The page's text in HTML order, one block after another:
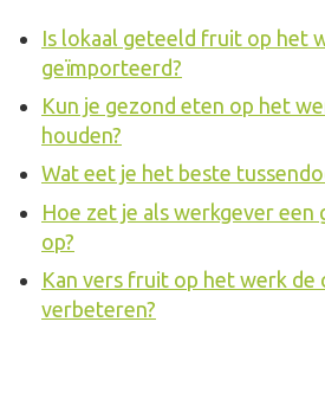
Is lokaal geteeld fruit op het
geïmporteerd?
Kun je gezond eten op het
houden?
Wat eet je het beste
Hoe zet je als werkgever
op?
Kan vers fruit op het werk de
verbeteren?